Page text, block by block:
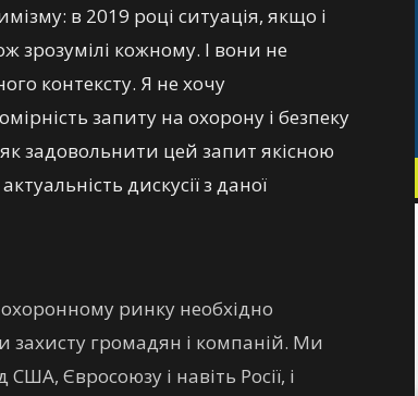
в 2019 році ситуація, якщо і
зрозумілі кожному. І вони не
контексту. Я не хочу
запиту на охорону і безпеку
задовольнити цей запит якісною
дискусії з даної
ринку необхідно
захисту громадян і компаній. Ми
Євросоюзу і навіть Росії, і